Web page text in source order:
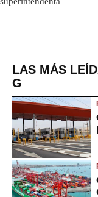
LAS MÁS
G